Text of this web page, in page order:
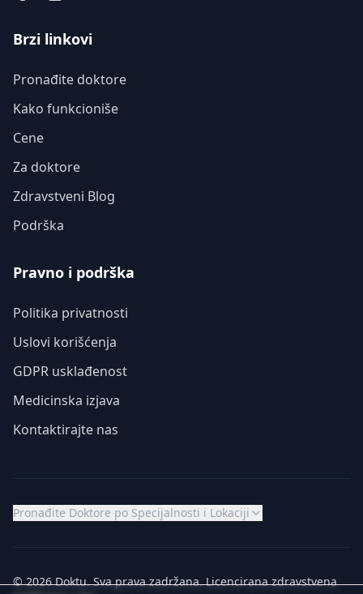
Brzi linkovi
Pronađite doktore
Kako funkcioniše
Cene
Za doktore
Zdravstveni Blog
Podrška
Pravno i podrška
Politika privatnosti
Uslovi korišćenja
GDPR usklađenost
Medicinska izjava
Kontaktirajte nas
Pronađite Doktore po Specijalnosti i Lokaciji
© 2026 Doktu. Sva prava zadržana. Licencirana zdravstvena